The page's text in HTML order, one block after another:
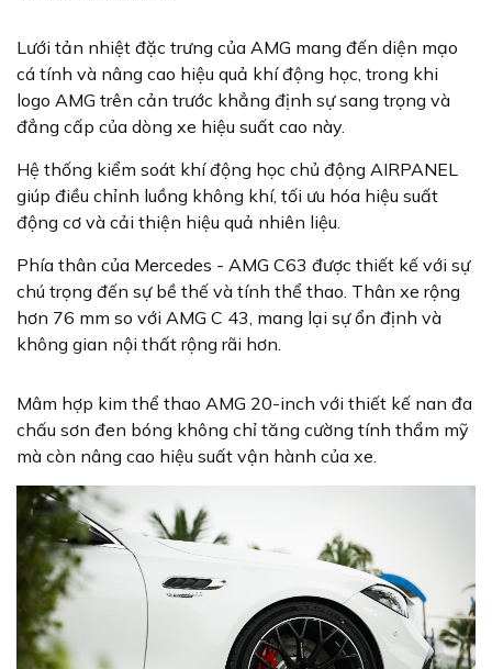
Lưới tản nhiệt đặc trưng của AMG mang đến diện mạo
cá tính và nâng cao hiệu quả khí động học, trong khi
logo AMG trên cản trước khẳng định sự sang trọng và
đẳng cấp của dòng xe hiệu suất cao này.
Hệ thống kiểm soát khí động học chủ động AIRPANEL
giúp điều chỉnh luồng không khí, tối ưu hóa hiệu suất
động cơ và cải thiện hiệu quả nhiên liệu.
Phía thân của Mercedes - AMG C63 được thiết kế với sự
chú trọng đến sự bề thế và tính thể thao. Thân xe rộng
hơn 76 mm so với AMG C 43, mang lại sự ổn định và
không gian nội thất rộng rãi hơn.
Mâm hợp kim thể thao AMG 20-inch với thiết kế nan đa
chấu sơn đen bóng không chỉ tăng cường tính thẩm mỹ
mà còn nâng cao hiệu suất vận hành của xe.